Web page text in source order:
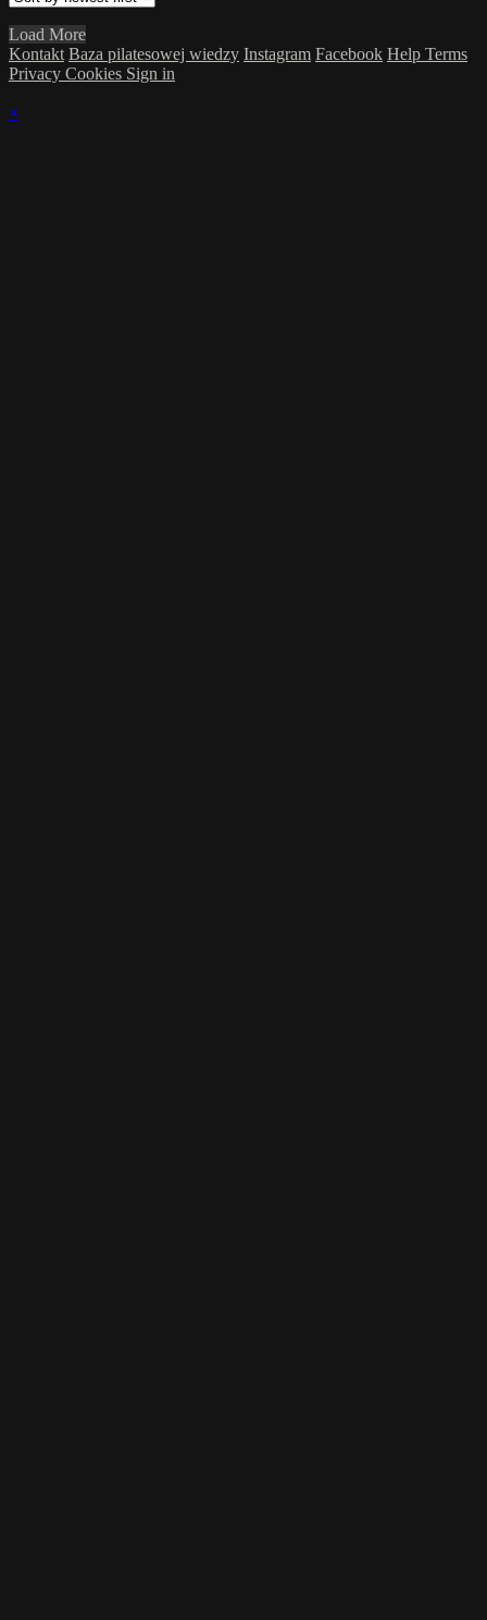
Load More
Kontakt Baza pilatesowej wiedzy Instagram Facebook Help Terms
Privacy Cookies Sign in
×